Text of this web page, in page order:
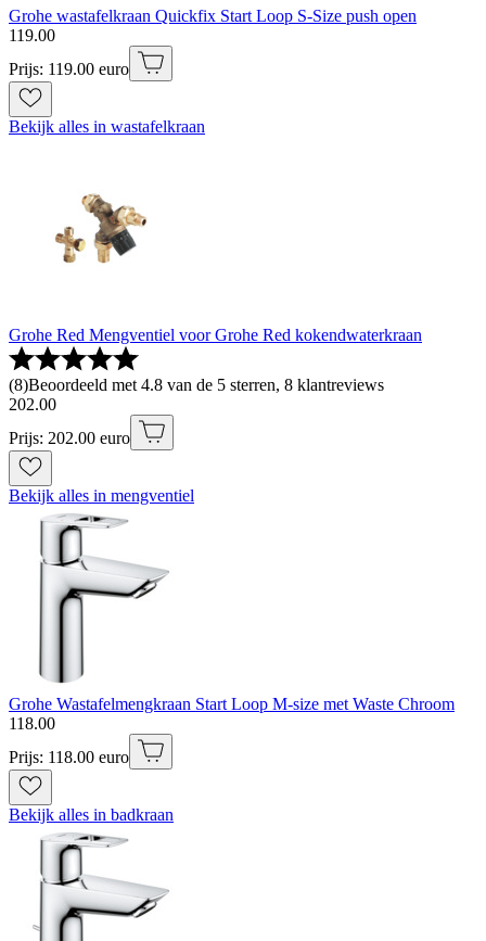
Grohe wastafelkraan Quickfix Start Loop S-Size push open
119.00
Prijs: 119.00 euro
Bekijk alles in wastafelkraan
Grohe Red Mengventiel voor Grohe Red kokendwaterkraan
(8)Beoordeeld met 4.8 van de 5 sterren, 8 klantreviews
202.00
Prijs: 202.00 euro
Bekijk alles in mengventiel
Grohe Wastafelmengkraan Start Loop M-size met Waste Chroom
118.00
Prijs: 118.00 euro
Bekijk alles in badkraan